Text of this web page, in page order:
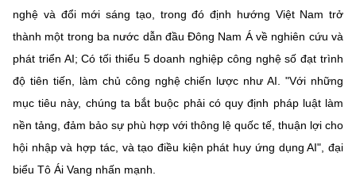
nghệ và đổi mới sáng tạo, trong đó định hướng Việt Nam trở
thành một trong ba nước dẫn đầu Đông Nam Á về nghiên cứu và
phát triển AI; Có tối thiểu 5 doanh nghiệp công nghệ số đạt trình
độ tiên tiến, làm chủ công nghệ chiến lược như AI. "Với những
mục tiêu này, chúng ta bắt buộc phải có quy định pháp luật làm
nền tảng, đảm bảo sự phù hợp với thông lệ quốc tế, thuận lợi cho
hội nhập và hợp tác, và tạo điều kiện phát huy ứng dụng AI", đại
biểu Tô Ái Vang nhấn mạnh.